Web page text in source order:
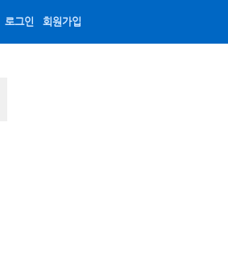
로그인 회원가입